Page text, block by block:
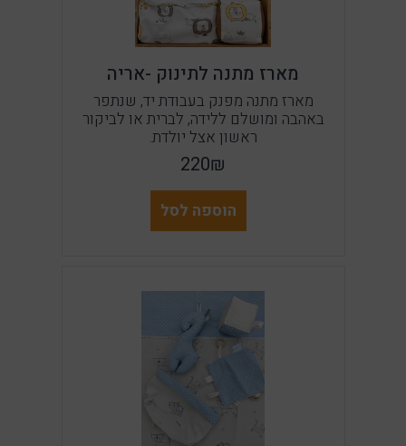
מארז מתנה לתינוק -אריה
מארז מתנה מפנק בעבודת יד, שנתפר
באהבה ומושלם ללידה, לברית או לביקור
ראשון אצל יולדת.
220₪
הוספה לסל